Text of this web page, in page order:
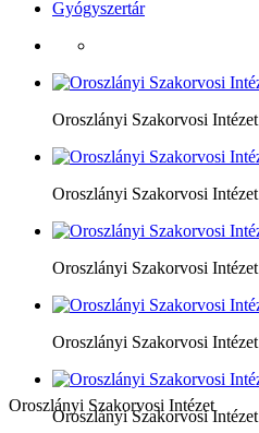
Gyógyszertár
Oroszlányi Szakorvosi Intézet
Oroszlányi Szakorvosi Intézet
Oroszlányi Szakorvosi Intézet
Oroszlányi Szakorvosi Intézet
Oroszlányi Szakorvosi Intézet
Oroszlányi Szakorvosi Intézet